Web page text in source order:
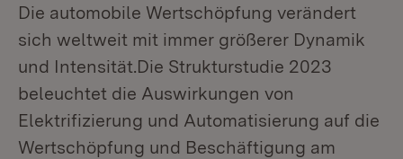
Die automobile Wertschöpfung verändert
sich weltweit mit immer größerer Dynamik
und Intensität.Die Strukturstudie 2023
beleuchtet die Auswirkungen von
Elektrifizierung und Automatisierung auf die
Wertschöpfung und Beschäftigung am